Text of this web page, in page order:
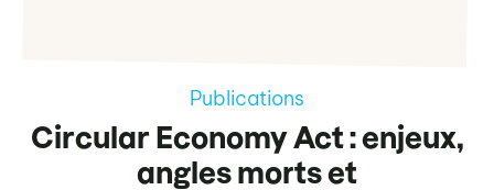
Publications
Circular Economy Act : enjeux,
angles morts et